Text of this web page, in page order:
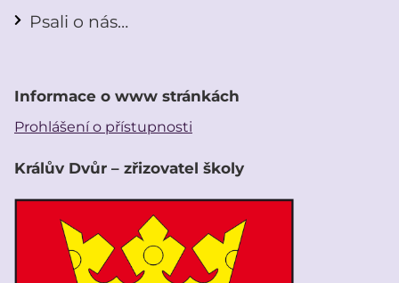
Psali o nás…
Informace o www stránkách
Prohlášení o přístupnosti
Králův Dvůr – zřizovatel školy